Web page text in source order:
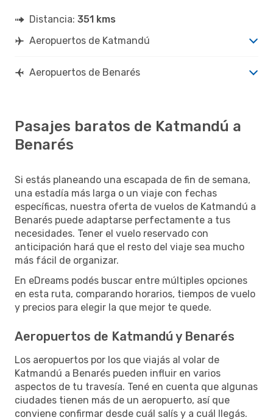
Distancia: 351 kms
Aeropuertos de Katmandú
Aeropuertos de Benarés
Pasajes baratos de Katmandú a
Benarés
Si estás planeando una escapada de fin de semana,
una estadía más larga o un viaje con fechas
específicas, nuestra oferta de vuelos de Katmandú a
Benarés puede adaptarse perfectamente a tus
necesidades. Tener el vuelo reservado con
anticipación hará que el resto del viaje sea mucho
más fácil de organizar.
En eDreams podés buscar entre múltiples opciones
en esta ruta, comparando horarios, tiempos de vuelo
y precios para elegir la que mejor te quede.
Aeropuertos de Katmandú y Benarés
Los aeropuertos por los que viajás al volar de
Katmandú a Benarés pueden influir en varios
aspectos de tu travesía. Tené en cuenta que algunas
ciudades tienen más de un aeropuerto, así que
conviene confirmar desde cuál salís y a cuál llegás.